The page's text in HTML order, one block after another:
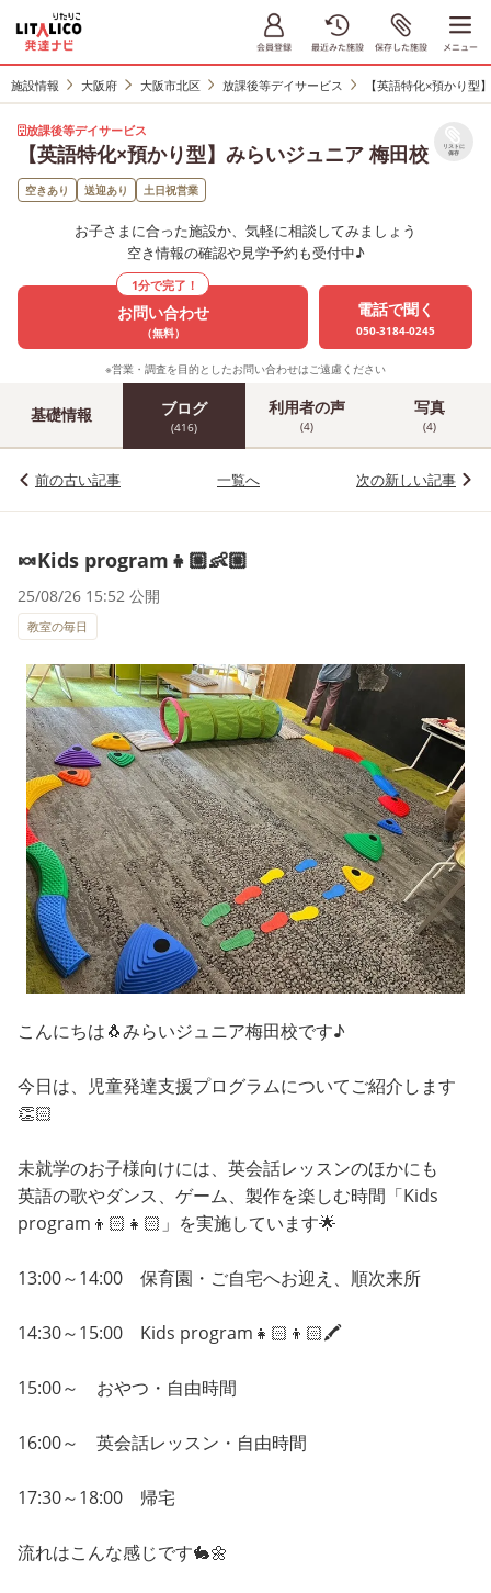
施設情報 大阪府 大阪市北区 放課後等デイサービス 【英語特化×預かり型
放課後等デイサービス
【英語特化×預かり型】みらいジュニア 梅田校 リストに
保存
空きあり 送迎あり 土日祝営業
お子さまに合った施設か、気軽に相談してみましょう
空き情報の確認や見学予約も受付中♪
1分で完了！
お問い合わせ
（無料）
電話で聞く
050-3184-0245
※営業・調査を目的としたお問い合わせはご遠慮ください
基礎情報 ブログ
(416)
利用者の声
(4)
写真
(4)
前の古い記事 一覧へ 次の新しい記事
🍬Kids program👧🏼👶🏼
25/08/26 15:52 公開
教室の毎日
こんにちは🐧みらいジュニア梅田校です♪
今日は、児童発達支援プログラムについてご紹介します
👏🏻
未就学のお子様向けには、英会話レッスンのほかにも
英語の歌やダンス、ゲーム、製作を楽しむ時間「Kids
program👦🏻👧🏻」を実施しています🌟
13:00～14:00 保育園・ご自宅へお迎え、順次来所
14:30～15:00 Kids program👧🏻👦🏻🖍️
15:00～ おやつ・自由時間
16:00～ 英会話レッスン・自由時間
17:30～18:00 帰宅
流れはこんな感じです🐇🌼